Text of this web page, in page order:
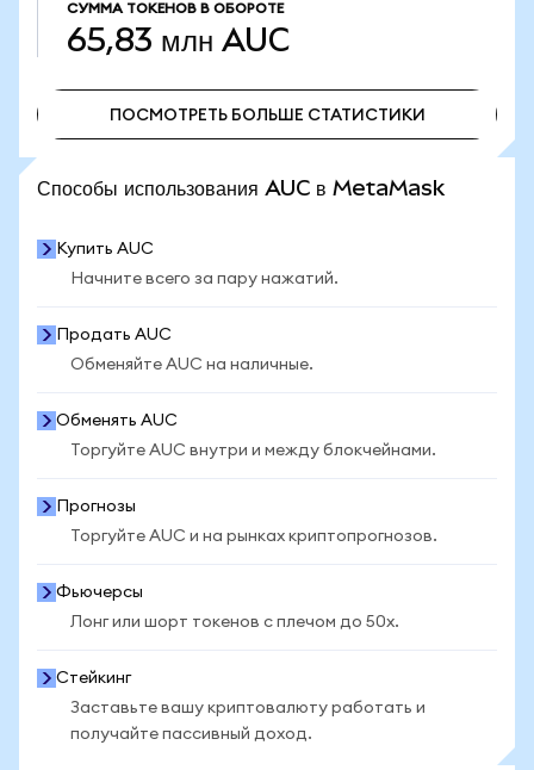
СУММА ТОКЕНОВ В ОБОРОТЕ
65,83 млн AUC
ПОСМОТРЕТЬ БОЛЬШЕ СТАТИСТИКИ
Способы использования AUC в MetaMask
Купить AUC
Начните всего за пару нажатий.
Продать AUC
Обменяйте AUC на наличные.
Обменять AUC
Торгуйте AUC внутри и между блокчейнами.
Прогнозы
Торгуйте AUC и на рынках криптопрогнозов.
Фьючерсы
Лонг или шорт токенов с плечом до 50x.
Стейкинг
Заставьте вашу криптовалюту работать и
получайте пассивный доход.